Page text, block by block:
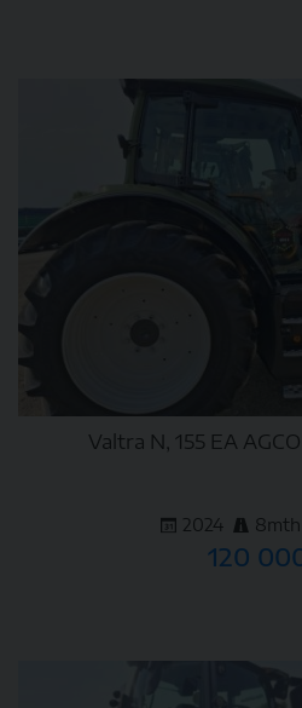
DETAIL
Valtra N, 155 EA
2024 8mth
120
DETAIL